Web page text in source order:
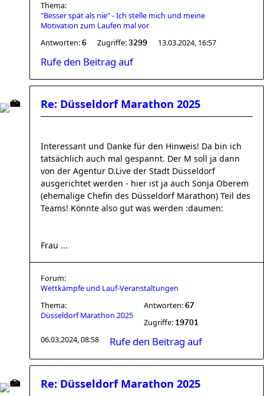
Thema:
"Besser spät als nie" - Ich stelle mich und meine
Motivation zum Laufen mal vor
Antworten: 6 Zugriffe: 3299 13.03.2024, 16:57
Rufe den Beitrag auf
Re: Düsseldorf Marathon 2025
Interessant und Danke für den Hinweis! Da bin ich
tatsächlich auch mal gespannt. Der M soll ja dann
von der Agentur D.Live der Stadt Düsseldorf
ausgerichtet werden - hier ist ja auch Sonja Oberem
(ehemalige Chefin des Düsseldorf Marathon) Teil des
Teams! Könnte also gut was werden :daumen:
Frau ...
Forum:
Wettkämpfe und Lauf-Veranstaltungen
Thema:
Düsseldorf Marathon 2025
Antworten: 67
Zugriffe: 19701
06.03.2024, 08:58 Rufe den Beitrag auf
Re: Düsseldorf Marathon 2025